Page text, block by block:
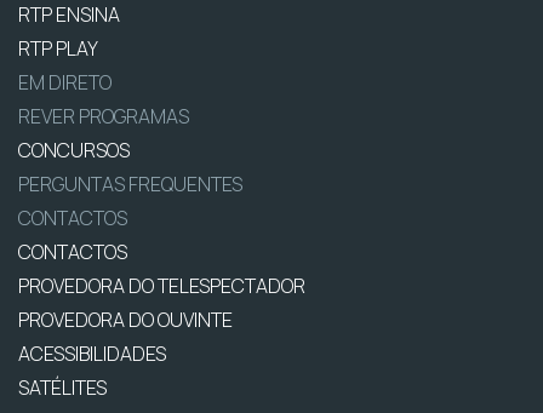
RTP ENSINA
RTP PLAY
EM DIRETO
REVER PROGRAMAS
CONCURSOS
PERGUNTAS FREQUENTES
CONTACTOS
CONTACTOS
PROVEDORA DO TELESPECTADOR
PROVEDORA DO OUVINTE
ACESSIBILIDADES
SATÉLITES